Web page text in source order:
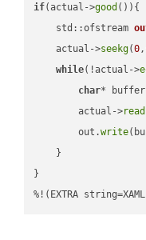
if(actual->good ()){
std::ofstream
    actual->
seekg(0
while(!actual->
char*
        actual->
read
        out.
write
    }
}
%!(EXTRA